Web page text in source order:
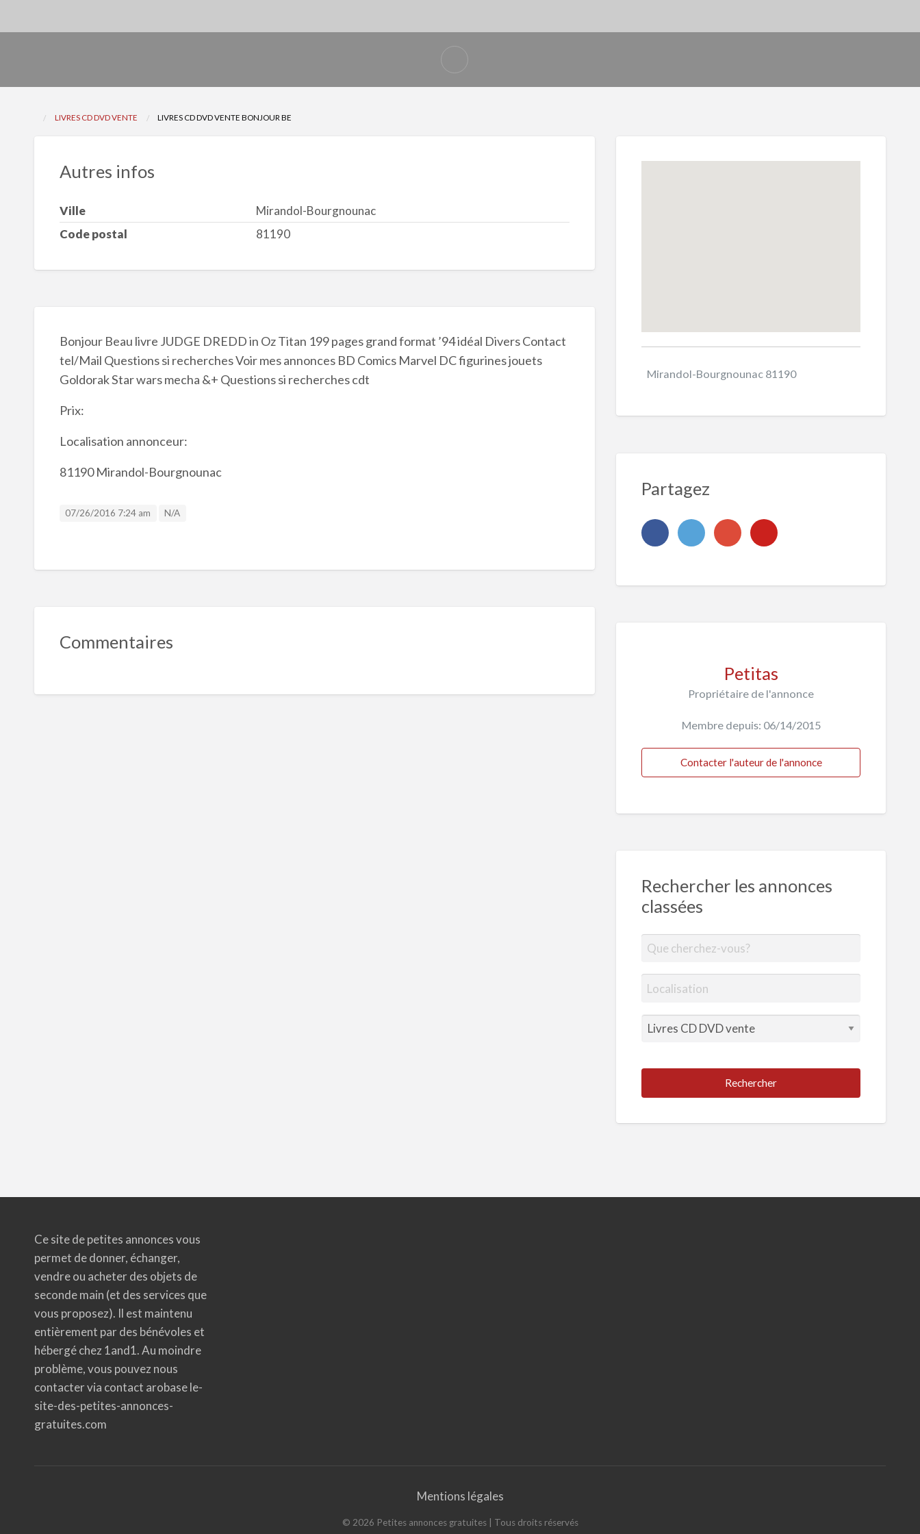
un
LIVRES CD DVD VENTE LIVRES CD DVD VENTE BONJOUR BE
Autres infos
Ville
Mirandol-Bourgnounac
Code postal
81190
Bonjour Beau livre JUDGE DREDD in Oz Titan 199 pages grand format ’94 idéal Divers Contact
tel/Mail Questions si recherches Voir mes annonces BD Comics Marvel DC figurines jouets
Goldorak Star wars mecha &+ Questions si recherches cdt
Prix:
Localisation annonceur:
81190 Mirandol-Bourgnounac
07/26/2016 7:24 am Listing ID
N/A
Commentaires
Mirandol-Bourgnounac 81190
Partagez
Petitas
Propriétaire de l'annonce
Membre depuis: 06/14/2015
Contacter l'auteur de l'annonce
Rechercher les annonces
classées
Rechercher
Ce site de petites annonces vous
permet de donner, échanger,
vendre ou acheter des objets de
seconde main (et des services que
vous proposez). Il est maintenu
entièrement par des bénévoles et
hébergé chez 1and1. Au moindre
problème, vous pouvez nous
contacter via contact arobase le-
site-des-petites-annonces-
gratuites.com
Mentions légales
© 2026 Petites annonces gratuites| Tous droits réservés